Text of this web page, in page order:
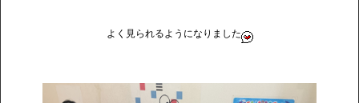
よく見られるようになりました